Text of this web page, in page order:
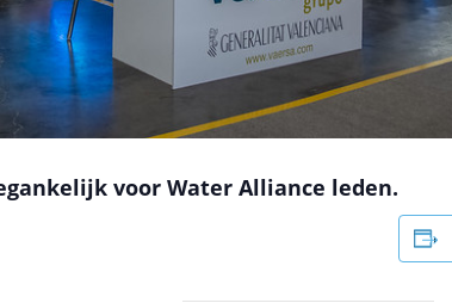
voor Water Alliance leden.